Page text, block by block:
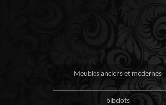
Meubles anciens et modernes
bibelots